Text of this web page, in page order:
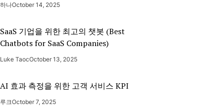
하나October 14, 2025
SaaS 기업을 위한 최고의 챗봇 (Best
Chatbots for SaaS Companies)
Luke TaocOctober 13, 2025
AI 효과 측정을 위한 고객 서비스 KPI
루크October 7, 2025